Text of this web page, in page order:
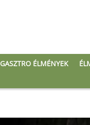
GASZTRO ÉLMÉNYEK